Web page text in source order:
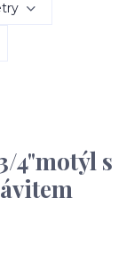
4"motýl s